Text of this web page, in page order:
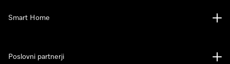
Smart Home
Poslovni partnerji